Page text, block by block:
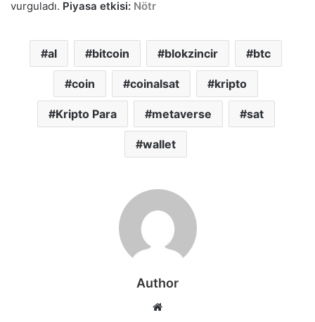
vurguladı. Piyasa etkisi: Nötr
al bitcoin blokzincir btc
coin coinalsat kripto
Kripto Para metaverse sat
wallet
Author
Web